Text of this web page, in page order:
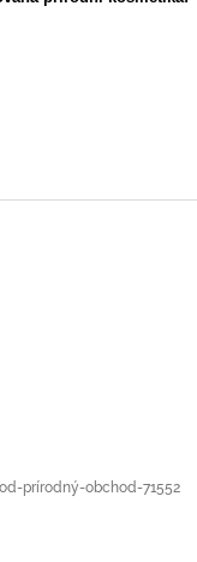
prírodný-obchod-71552